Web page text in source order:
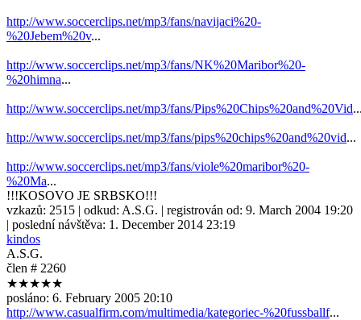
http://www.soccerclips.net/mp3/fans/navijaci%20-
%20Jebem%20v...
http://www.soccerclips.net/mp3/fans/NK%20Maribor%20-
%20himna...
http://www.soccerclips.net/mp3/fans/Pips%20Chips%20and%20Vid
http://www.soccerclips.net/mp3/fans/pips%20chips%20and%20vid...
http://www.soccerclips.net/mp3/fans/viole%20maribor%20-
%20Ma...
!!!KOSOVO JE SRBSKO!!!
vzkazů: 2515 | odkud: A.S.G. | registrován od: 9. March 2004 19:20
| poslední návštěva: 1. December 2014 23:19
kindos
A.S.G.
člen # 2260
★★★★★
posláno: 6. February 2005 20:10
http://www.casualfirm.com/multimedia/kategoriec-%20fussballf...